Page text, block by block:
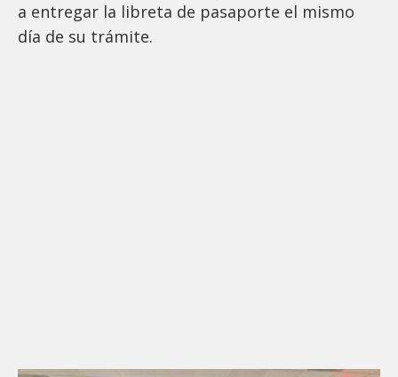
a entregar la libreta de pasaporte el mismo
día de su trámite.